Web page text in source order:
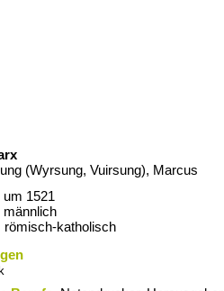
(Wyrsung, Vuirsung), Marcus
um 1521
männlich
römisch-katholisch